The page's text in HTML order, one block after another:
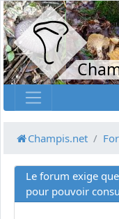
Champis.net
Le forum exige
pour pouvoir